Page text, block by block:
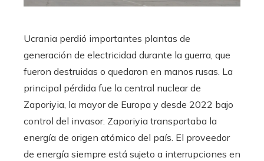
Ucrania perdió importantes plantas de
generación de electricidad durante la guerra, que
fueron destruidas o quedaron en manos rusas. La
principal pérdida fue la central nuclear de
Zaporiyia, la mayor de Europa y desde 2022 bajo
control del invasor. Zaporiyia transportaba la
energía de origen atómico del país. El proveedor
de energía siempre está sujeto a interrupciones en